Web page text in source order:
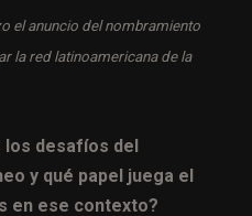
el anuncio del nombramiento
la red latinoamericana de la
los desafíos del
y qué papel juega el
en ese contexto?